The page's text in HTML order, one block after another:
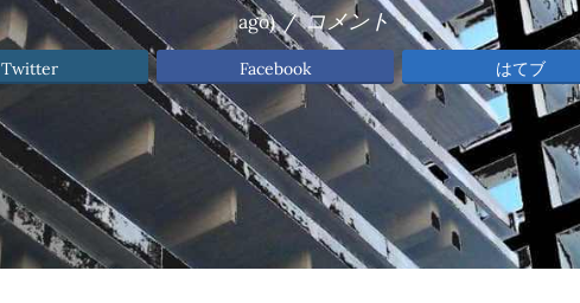
ago) / コメント
Twitter Facebook はてブ